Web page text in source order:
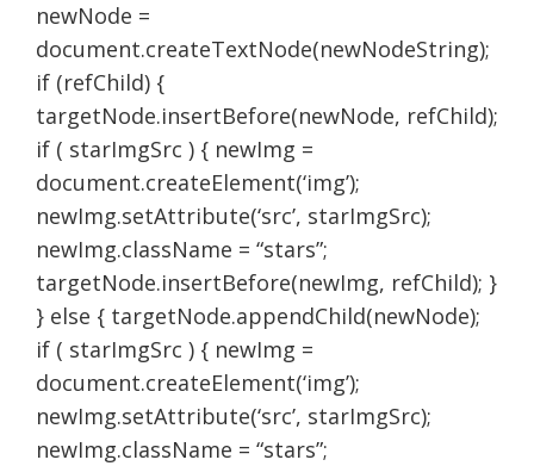
newNode =
document.createTextNode(newNodeString);
if (refChild) {
targetNode.insertBefore(newNode, refChild);
if ( starImgSrc ) { newImg =
document.createElement(‘img’);
newImg.setAttribute(‘src’, starImgSrc);
newImg.className = “stars”;
targetNode.insertBefore(newImg, refChild); }
} else { targetNode.appendChild(newNode);
if ( starImgSrc ) { newImg =
document.createElement(‘img’);
newImg.setAttribute(‘src’, starImgSrc);
newImg.className = “stars”;